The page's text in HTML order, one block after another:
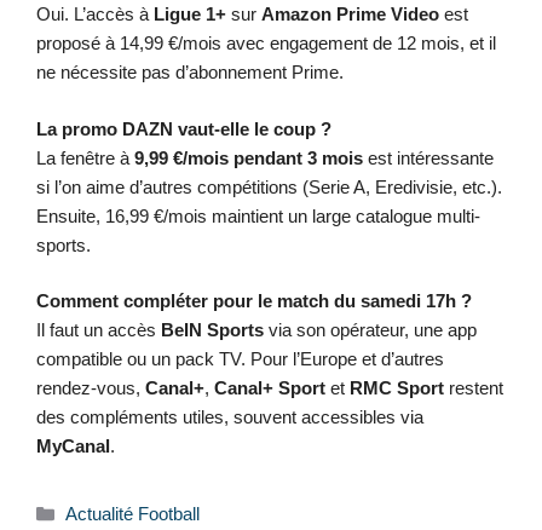
Oui. L’accès à Ligue 1+ sur Amazon Prime Video est
proposé à 14,99 €/mois avec engagement de 12 mois, et il
ne nécessite pas d’abonnement Prime.
La promo DAZN vaut-elle le coup ?
La fenêtre à 9,99 €/mois pendant 3 mois est intéressante
si l’on aime d’autres compétitions (Serie A, Eredivisie, etc.).
Ensuite, 16,99 €/mois maintient un large catalogue multi-
sports.
Comment compléter pour le match du samedi 17h ?
Il faut un accès BeIN Sports via son opérateur, une app
compatible ou un pack TV. Pour l’Europe et d’autres
rendez-vous, Canal+, Canal+ Sport et RMC Sport restent
des compléments utiles, souvent accessibles via
MyCanal.
Catégories
Actualité Football